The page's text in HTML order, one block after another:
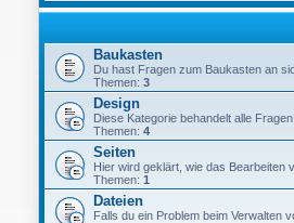
Baukasten
Du hast Fragen zum Baukasten an
Themen: 3
Design
Diese Kategorie behandelt alle
Themen: 4
Seiten
Hier wird geklärt, wie das Bearbeiten
Themen: 1
Dateien
Falls du ein Problem beim Verwalten